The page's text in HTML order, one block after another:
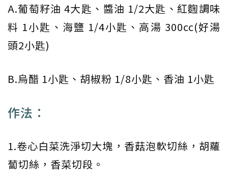
A.葡萄籽油 4大匙、醬油 1/2大匙、紅麴調味
料 1小匙、海鹽 1/4小匙、高湯 300cc(好湯
頭2小匙)
B.烏醋 1小匙、胡椒粉 1/8小匙、香油 1小匙
作法：
1.卷心白菜洗淨切大塊，香菇泡軟切絲，胡蘿
蔔切絲，香菜切段。